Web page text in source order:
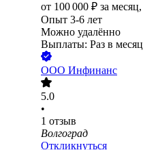
от 100 000 ₽ за месяц,
Опыт 3-6 лет
Можно удалённо
Выплаты: Раз в месяц
ООО Инфинанс
5.0
•
1 отзыв
Волгоград
Откликнуться